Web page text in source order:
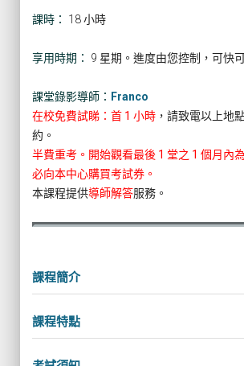
課時： 18 小時
享用時期： 9 星期。進度由您控制，可快
課堂錄影導師： Franco
在校免費試睇：首 1 小時 ，請致電以上地
約。
半費重考。開始觀看最後 1 堂之 1 個月內
必向本中心購買考試券。
本課程提供導師解答服務。
課程簡介
課程特點